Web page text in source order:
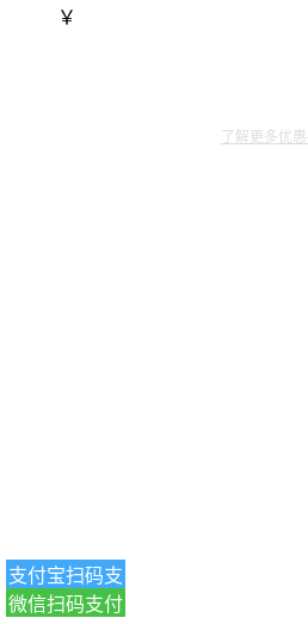
￥
支付宝扫码支
付
微信扫码支付
了解更多优惠~